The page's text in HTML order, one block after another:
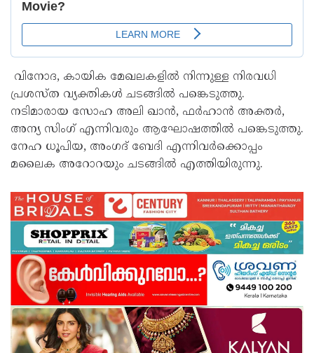
വിനോദ, കായിക മേഖലകളില്‍ നിന്നുള്ള നിരവധി
പ്രശസ്ത വ്യക്തികള്‍ ചടങ്ങില്‍ പങ്കെടുത്തു.
നടിമാരായ സോഹ അലി ഖാന്‍, ഫര്‍ഹാന്‍ അക്തര്‍,
അന്യ സിംഗ് എന്നിവരും ആഘോഷത്തില്‍ പങ്കെടുത്തു.
നേഹ ധൂപിയ, അംഗദ് ബേദി എന്നിവര്‍ക്കൊപ്പം
മലൈക അറോറയും ചടങ്ങില്‍ എത്തിയിരുന്നു.